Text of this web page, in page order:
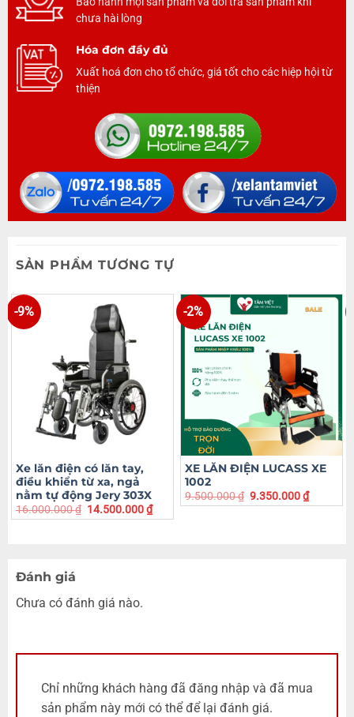
chưa hài lòng
Hóa đơn đầy đủ
Xuất hoá đơn cho tổ chức, giá tốt cho các hiệp hội từ
thiện
SẢN PHẨM TƯƠNG TỰ
-9%
Xe lăn điện có lăn tay,
điều khiển từ xa, ngả
nằm tự động Jery 303X
16.000.000₫ 14.500.000₫
-2%
XE LĂN ĐIỆN LUCASS XE
1002
9.500.000₫ 9.350.000₫
Đánh giá
Chưa có đánh giá nào.
Chỉ những khách hàng đã đăng nhập và đã mua
sản phẩm này mới có thể để lại đánh giá.